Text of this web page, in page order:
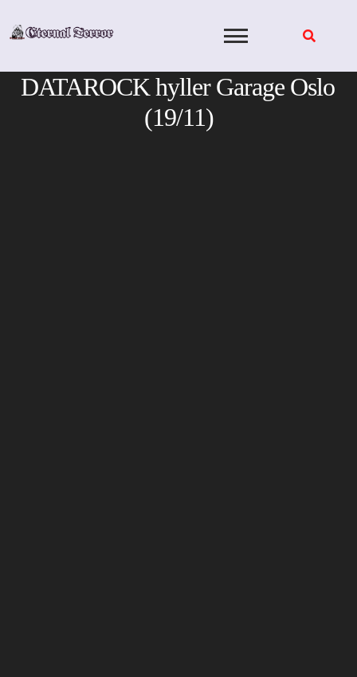
DATAROCK hyller Garage Oslo
(19/11)